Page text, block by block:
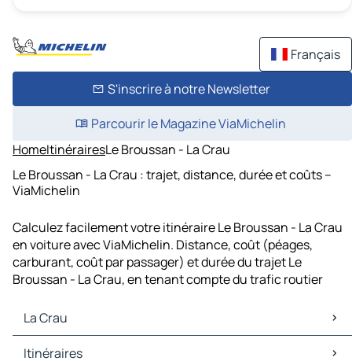
Français
S'inscrire à notre Newsletter
Parcourir le Magazine ViaMichelin
HomeItinérairesLe Broussan - La Crau
Le Broussan - La Crau : trajet, distance, durée et coûts –
ViaMichelin
Calculez facilement votre itinéraire Le Broussan - La Crau
en voiture avec ViaMichelin. Distance, coût (péages,
carburant, coût par passager) et durée du trajet Le
Broussan - La Crau, en tenant compte du trafic routier
La Crau
La Crau Cartes et plans
Itinéraires